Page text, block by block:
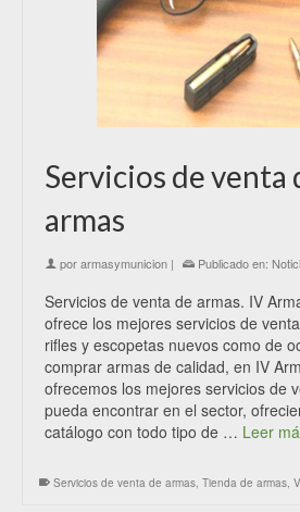
Servicios de venta
armas
porarmasymunicion | Publicado en:
Servicios de venta de armas. IV
ofrece los mejores servicios de
rifles y escopetas nuevos como de
comprar armas de calidad, en IV
ofrecemos los mejores servicios de
pueda encontrar en el sector,
catálogo con todo tipo de … Leer
Servicios de venta de armas, Tienda de armas,